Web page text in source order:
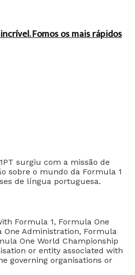
Fomos os mais rápidos
surgiu com a missão de
sobre o mundo da Formula 1
de língua portuguesa.
Formula 1, Formula One
One Administration, Formula
One World Championship
or entity associated with
governing organisations or